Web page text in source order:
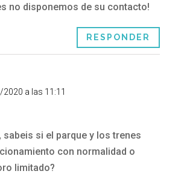
no disponemos de su contacto!
RESPONDER
a las 11:11
sabeis si el parque y los trenes
con normalidad o
limitado?